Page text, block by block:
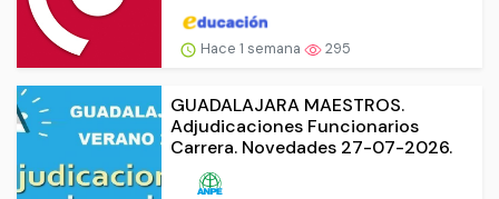
Hace 1 semana 295
GUADALAJARA MAESTROS.
Adjudicaciones Funcionarios
Carrera. Novedades 27-07-2026.